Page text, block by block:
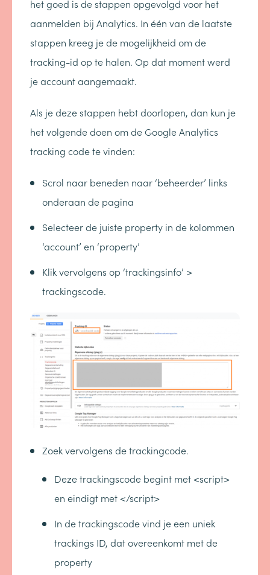
het goed is de stappen opgevolgd voor het
aanmelden bij Analytics. In één van de laatste
stappen kreeg je de mogelijkheid om de
tracking-id op te halen. Op dat moment werd
je account aangemaakt.
Als je deze stappen hebt doorlopen, dan kun je
het volgende doen om de Google Analytics
tracking code te vinden:
Scrol naar beneden naar ‘beheerder’ links
onderaan de pagina
Selecteer de juiste property in de kolommen
‘account’ en ‘property’
Klik vervolgens op ‘trackingsinfo’ >
trackingscode.
Zoek vervolgens de trackingcode.
Deze trackingscode begint met <script>
en eindigt met </script>
In de trackingscode vind je een uniek
trackings ID, dat overeenkomt met de
property